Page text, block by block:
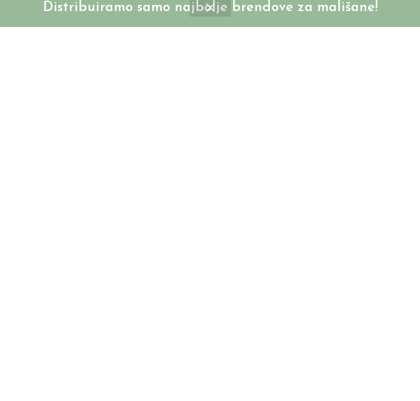
Distribuiramo samo najbolje brendove za mališane!